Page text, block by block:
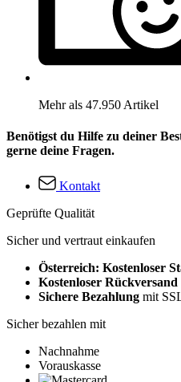
Mehr als 47.950 Artikel
Benötigst du Hilfe zu deiner
gerne deine Fragen.
Kontakt
Geprüfte Qualität
Sicher und vertraut einkaufen
Österreich: Kostenloser
Kostenloser Rückversand
Sichere Bezahlung mit
Sicher bezahlen mit
Nachnahme
Vorauskasse